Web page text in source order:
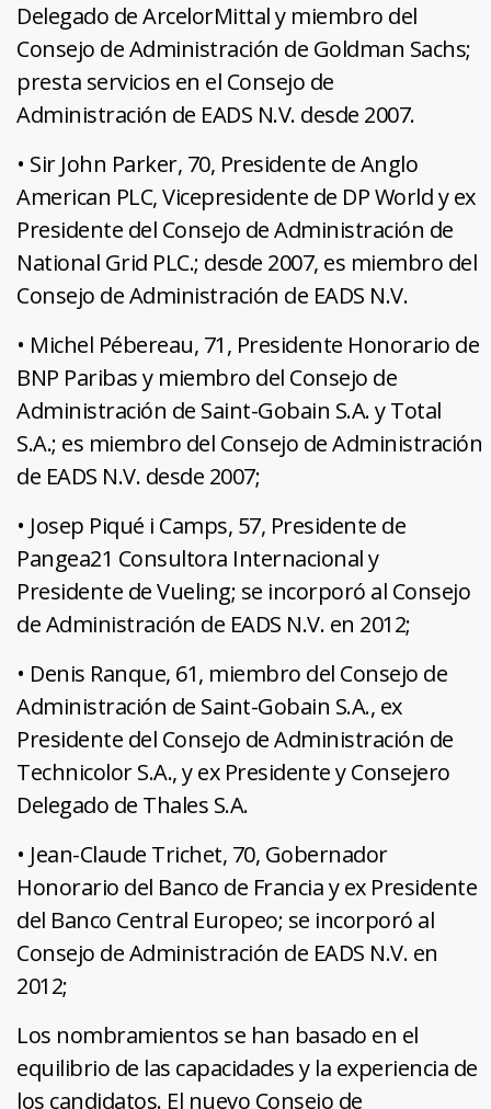
Delegado de ArcelorMittal y miembro del
Consejo de Administración de Goldman Sachs;
presta servicios en el Consejo de
Administración de EADS N.V. desde 2007.
• Sir John Parker, 70, Presidente de Anglo
American PLC, Vicepresidente de DP World y ex
Presidente del Consejo de Administración de
National Grid PLC.; desde 2007, es miembro del
Consejo de Administración de EADS N.V.
• Michel Pébereau, 71, Presidente Honorario de
BNP Paribas y miembro del Consejo de
Administración de Saint-Gobain S.A. y Total
S.A.; es miembro del Consejo de Administración
de EADS N.V. desde 2007;
• Josep Piqué i Camps, 57, Presidente de
Pangea21 Consultora Internacional y
Presidente de Vueling; se incorporó al Consejo
de Administración de EADS N.V. en 2012;
• Denis Ranque, 61, miembro del Consejo de
Administración de Saint-Gobain S.A., ex
Presidente del Consejo de Administración de
Technicolor S.A., y ex Presidente y Consejero
Delegado de Thales S.A.
• Jean-Claude Trichet, 70, Gobernador
Honorario del Banco de Francia y ex Presidente
del Banco Central Europeo; se incorporó al
Consejo de Administración de EADS N.V. en
2012;
Los nombramientos se han basado en el
equilibrio de las capacidades y la experiencia de
los candidatos. El nuevo Consejo de